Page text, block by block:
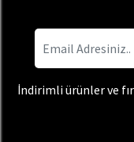
İndirimli ürünler ve